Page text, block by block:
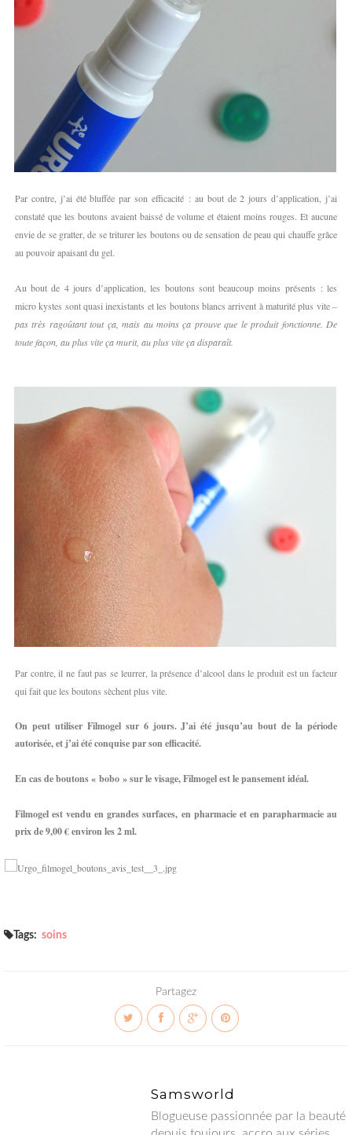
Par contre, j’ai été bluffée par son efficacité : au bout de 2 jours d’application, j’ai
constaté que les boutons avaient baissé de volume et étaient moins rouges. Et aucune
envie de se gratter, de se triturer les boutons ou de sensation de peau qui chauffe grâce
au pouvoir apaisant du gel.
Au bout de 4 jours d’application, les boutons sont beaucoup moins présents : les
micro kystes sont quasi inexistants et les boutons blancs arrivent à maturité plus vite –
pas très ragoûtant tout ça, mais au moins ça prouve que le produit fonctionne. De
toute façon, au plus vite ça murit, au plus vite ça disparaît.
Par contre, il ne faut pas se leurrer, la présence d’alcool dans le produit est un facteur
qui fait que les boutons sèchent plus vite.
On peut utiliser Filmogel sur 6 jours. J’ai été jusqu’au bout de la période
autorisée, et j’ai été conquise par son efficacité.
En cas de boutons « bobo » sur le visage, Filmogel est le pansement idéal.
Filmogel est vendu en grandes surfaces, en pharmacie et en parapharmacie au
prix de 9,00 € environ les 2 ml.
Tags: soins
Partagez
Blogueuse passionnée par la beauté depuis toujours, accro aux